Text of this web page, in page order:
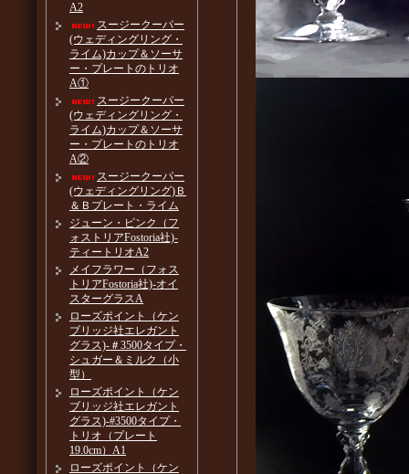
A2
スージークーパー
(ウェディングリング・
ライム)カップ＆ソーサ
ー・プレートのトリオ
A①
スージークーパー
(ウェディングリング・
ライム)カップ＆ソーサ
ー・プレートのトリオ
A②
スージークーパー
(ウェディングリング)Ｂ
＆Ｂプレート・ライム
ジューン・ピンク（フ
ォストリアFostoria社)-
ティートリオA2
メイフラワー（フォス
トリアFostoria社)-オイ
スターグラスA
ローズポイント（ケン
ブリッジ社エレガント
グラス)-＃3500タイプ・
シュガー＆ミルク（小
型）
ローズポイント（ケン
ブリッジ社エレガント
グラス)-#3500タイプ・
トリオ（プレート
19.0cm）A1
ローズポイント（ケン